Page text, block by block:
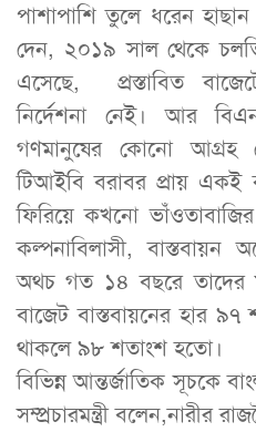
পাশাপাশি তুলে ধরেন
দেন, ২০১৯ সাল থেকে
এসেছে, প্রস্তাবিত
নির্দেশনা নেই। আর
গণমানুষের কোনো আগ্রহ
টিআইবি বরাবর প্রায় একই
ফিরিয়ে কখনো ভাঁওতাবাজির
কল্পনাবিলাসী,
অথচ গত ১৪ বছরে তাদের
বাজেট বাস্তবায়নের হার ৯৭
থাকলে ৯৮ শতাংশ হতো।
বিভিন্ন আন্তর্জাতিক সূচকে
সম্প্রচারমন্ত্রী বলেন,নারীর